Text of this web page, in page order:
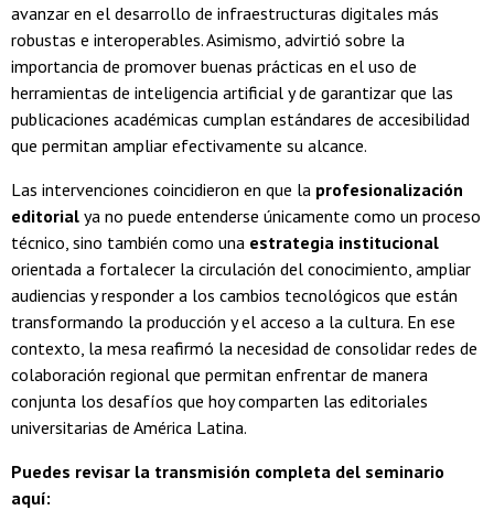
avanzar en el desarrollo de infraestructuras digitales más
robustas e interoperables. Asimismo, advirtió sobre la
importancia de promover buenas prácticas en el uso de
herramientas de inteligencia artificial y de garantizar que las
publicaciones académicas cumplan estándares de accesibilidad
que permitan ampliar efectivamente su alcance.
Las intervenciones coincidieron en que la profesionalización
editorial ya no puede entenderse únicamente como un proceso
técnico, sino también como una estrategia institucional
orientada a fortalecer la circulación del conocimiento, ampliar
audiencias y responder a los cambios tecnológicos que están
transformando la producción y el acceso a la cultura. En ese
contexto, la mesa reafirmó la necesidad de consolidar redes de
colaboración regional que permitan enfrentar de manera
conjunta los desafíos que hoy comparten las editoriales
universitarias de América Latina.
Puedes revisar la transmisión completa del seminario
aquí: